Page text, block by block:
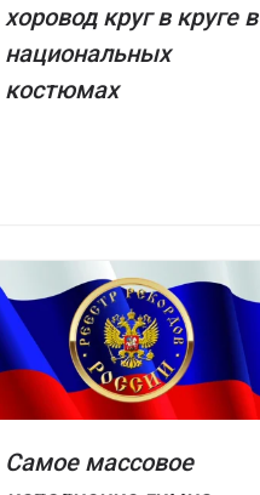
хоровод круг в круге в
национальных
костюмах
Самое массовое